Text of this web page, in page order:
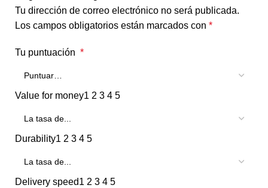
Tu dirección de correo electrónico no será publicada.
Los campos obligatorios están marcados con *
Tu puntuación *
Value for money1 2 3 4 5
Durability1 2 3 4 5
Delivery speed1 2 3 4 5